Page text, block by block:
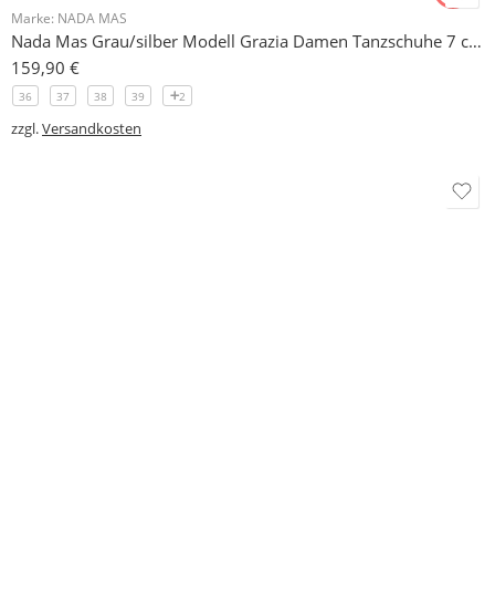
Marke: NADA MAS
Nada Mas Grau/silber Modell Grazia Damen Tanzschuhe 7 cm schlanker Absatz
159,90 €
36 37 38 39 2
zzgl.Versandkosten